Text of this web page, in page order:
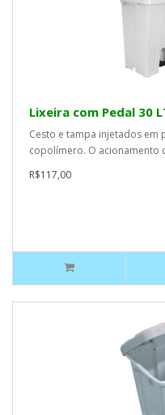
Lixeira com Pedal 30
Cesto e tampa injetados em
copolímero. O acionamento
R$117,00